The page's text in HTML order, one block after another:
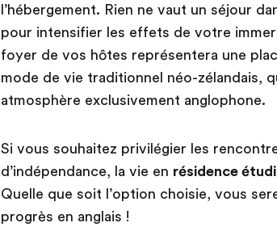
l’hébergement. Rien ne vaut un séjour
pour intensifier les effets de votre
foyer de vos hôtes représentera une
mode de vie traditionnel néo-zélandais,
atmosphère exclusivement anglophone.
Si vous souhaitez privilégier les
d’indépendance, la vie en résidence
Quelle que soit l’option choisie, vous
progrès en anglais !